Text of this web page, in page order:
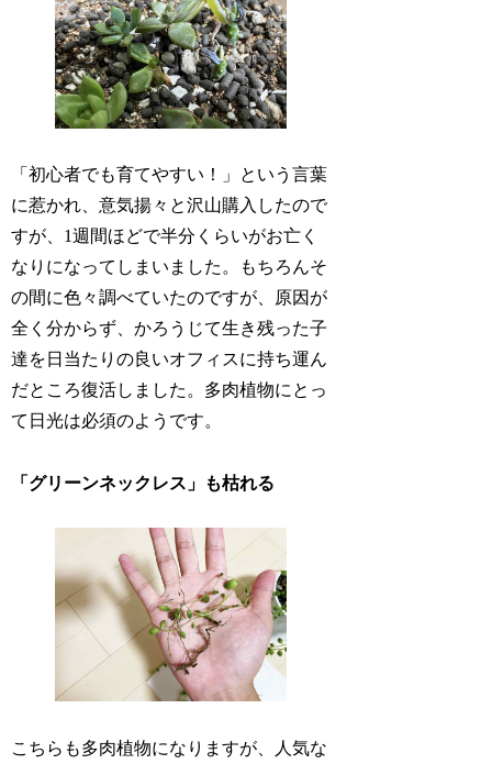
「初心者でも育てやすい！」という言葉
に惹かれ、意気揚々と沢山購入したので
すが、1週間ほどで半分くらいがお亡く
なりになってしまいました。もちろんそ
の間に色々調べていたのですが、原因が
全く分からず、かろうじて生き残った子
達を日当たりの良いオフィスに持ち運ん
だところ復活しました。多肉植物にとっ
て日光は必須のようです。
「グリーンネックレス」も枯れる
こちらも多肉植物になりますが、人気な